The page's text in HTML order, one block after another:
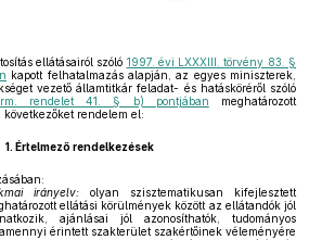
ellátásairól szóló 1997. évi LXXXIII. törvény 83. §
kapott felhatalmazás alapján, az egyes miniszterek,
vezető államtitkár feladat- és hatásköréről szóló
rendelet 41. § b) pontjában meghatározott
rendelem el:
1. Értelmező rendelkezések
irányelv: olyan szisztematikusan kifejlesztett
ellátási körülmények között az ellátandók jól
ajánlásai jól azonosíthatók, tudományos
érintett szakterület szakértőinek véleményére